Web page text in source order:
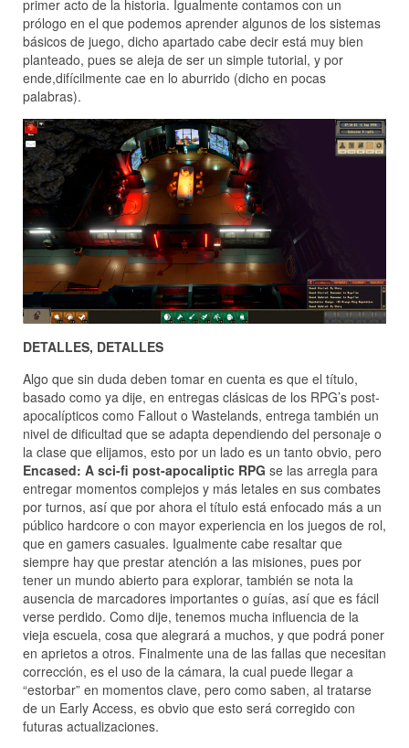
primer acto de la historia. Igualmente contamos con un
prólogo en el que podemos aprender algunos de los sistemas
básicos de juego, dicho apartado cabe decir está muy bien
planteado, pues se aleja de ser un simple tutorial, y por
ende,difícilmente cae en lo aburrido (dicho en pocas
palabras).
DETALLES, DETALLES
Algo que sin duda deben tomar en cuenta es que el título,
basado como ya dije, en entregas clásicas de los RPG’s post-
apocalípticos como Fallout o Wastelands, entrega también un
nivel de dificultad que se adapta dependiendo del personaje o
la clase que elijamos, esto por un lado es un tanto obvio, pero
Encased: A sci-fi post-apocaliptic RPG se las arregla para
entregar momentos complejos y más letales en sus combates
por turnos, así que por ahora el título está enfocado más a un
público hardcore o con mayor experiencia en los juegos de rol,
que en gamers casuales. Igualmente cabe resaltar que
siempre hay que prestar atención a las misiones, pues por
tener un mundo abierto para explorar, también se nota la
ausencia de marcadores importantes o guías, así que es fácil
verse perdido. Como dije, tenemos mucha influencia de la
vieja escuela, cosa que alegrará a muchos, y que podrá poner
en aprietos a otros. Finalmente una de las fallas que necesitan
corrección, es el uso de la cámara, la cual puede llegar a
“estorbar” en momentos clave, pero como saben, al tratarse
de un Early Access, es obvio que esto será corregido con
futuras actualizaciones.